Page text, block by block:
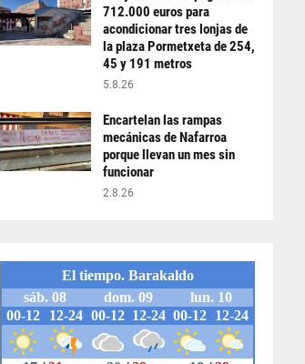
712.000 euros para
acondicionar tres lonjas de
la plaza Pormetxeta de 254,
45 y 191 metros
5.8.26
Encartelan las rampas
mecánicas de Nafarroa
porque llevan un mes sin
funcionar
2.8.26